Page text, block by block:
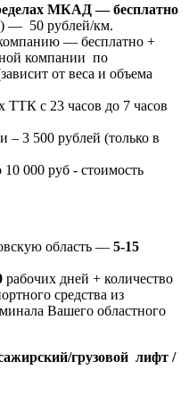
МКАД — бесплатно
— 50 рублей/км.
— бесплатно +
компании по
от веса и объема
ТТК с 23 часов до 7 часов
– 3 500 рублей (только в
000 руб - стоимость
область — 5-15
рабочих дней + количество
средства из
Вашего областного
грузовой лифт /